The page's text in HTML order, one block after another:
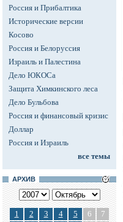
Россия и Прибалтика
Исторические версии
Косово
Россия и Белоруссия
Израиль и Палестина
Дело ЮКОСа
Защита Химкинского леса
Дело Бульбова
Россия и финансовый кризис
Доллар
Россия и Израиль
все темы
АРХИВ
1 2 3 4 5 6
7